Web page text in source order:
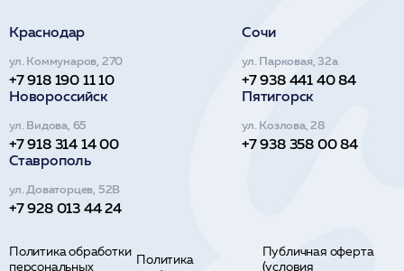
Краснодар
ул. Коммунаров, 270
+7 918 190 11 10
Сочи
ул. Парковая, 32а
+7 938 441 40 84
Новороссийск
ул. Видова, 65
+7 918 314 14 00
Пятигорск
ул. Козлова, 28
+7 938 358 00 84
Ставрополь
ул. Доваторцев, 52В
+7 928 013 44 24
Политика обработки
персональных
Политика
Публичная оферта
(условия